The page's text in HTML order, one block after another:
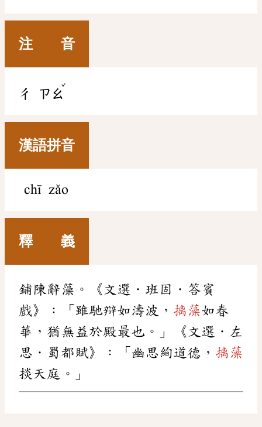
注 音
ㄔ ㄗㄠ
ˇ
漢語拼音
chī zǎo
釋 義
鋪陳辭藻。《文選．班固．答賓
戲》：「雖馳辯如濤波， 摛藻如春
華，猶無益於殿最也。」《文選．左
思．蜀都賦》：「幽思絢道德， 摛藻
掞天庭。」